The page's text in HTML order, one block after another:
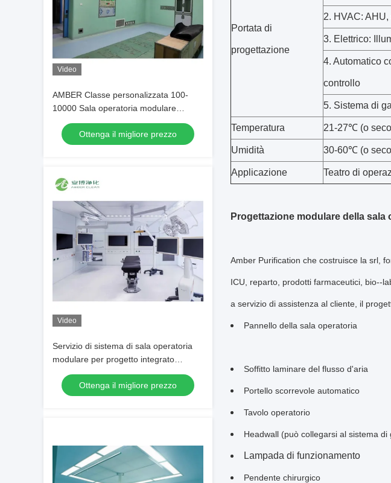
Video
AMBER Classe personalizzata 100-
10000 Sala operatoria modulare
Servizio completo
Ottenga il migliore prezzo
Video
Servizio di sistema di sala operatoria
modulare per progetto integrato
AMBER One-Stop
Ottenga il migliore prezzo
Portata di
progettazione
2. HVAC:
3. Elettrico:
4. Automatico
controllo
5. Sistema di
Temperatura 21-27℃ (o
Umidità 30-60℃ (o
Applicazione Teatro di
Progettazione modulare della sala
Amber Purification che costruisce la srl,
ICU, reparto, prodotti farmaceutici, bio--
a servizio di assistenza al cliente, il
Pannello della sala operatoria
Soffitto laminare del flusso d'aria
Portello scorrevole automatico
Tavolo operatorio
Headwall (può collegarsi al sistema di
Lampada di funzionamento
Pendente chirurgico